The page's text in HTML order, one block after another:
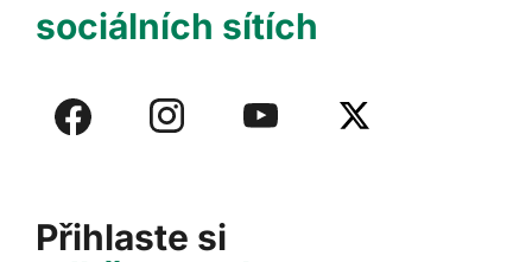
Přihlaste si
sociálních sítích